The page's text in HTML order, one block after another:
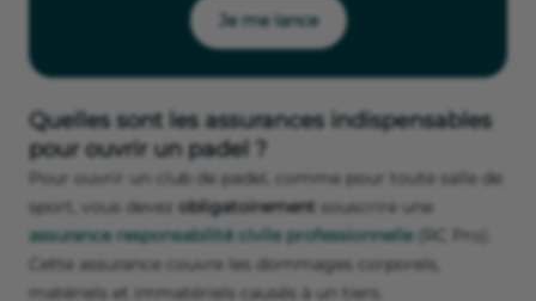
Je me lance
Quelles sont les assurances indispensables
pour ouvrir un padel ?
Pour ouvrir un club de padel, comme pour toute salle de
sport, vous devez obligatoirement souscrire une
assurance responsabilité civile professionnelle(RC Pro).
Cette assurance couvre les dommages corporels,
matériels et immatériels causés à un tiers.